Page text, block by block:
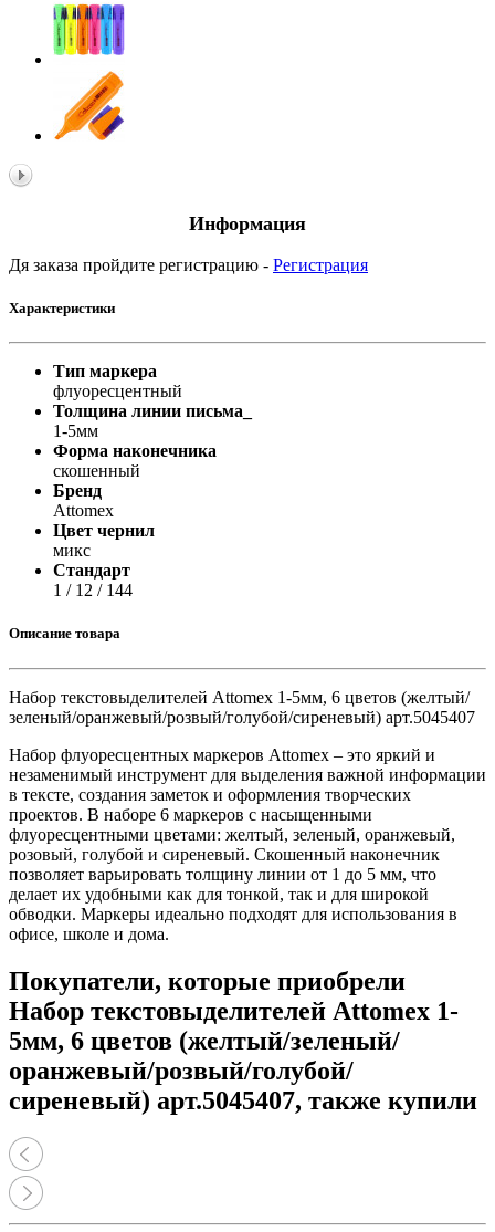
Информация
Дя заказа пройдите регистрацию - Регистрация
Характеристики
Тип маркера
флуоресцентный
Толщина линии письма_
1-5мм
Форма наконечника
скошенный
Бренд
Attomex
Цвет чернил
микс
Стандарт
1 / 12 / 144
Описание товара
Набор текстовыделителей Attomex 1-5мм, 6 цветов (желтый/
зеленый/оранжевый/розвый/голубой/сиреневый) арт.5045407
Набор флуоресцентных маркеров Attomex – это яркий и
незаменимый инструмент для выделения важной информации
в тексте, создания заметок и оформления творческих
проектов. В наборе 6 маркеров с насыщенными
флуоресцентными цветами: желтый, зеленый, оранжевый,
розовый, голубой и сиреневый. Скошенный наконечник
позволяет варьировать толщину линии от 1 до 5 мм, что
делает их удобными как для тонкой, так и для широкой
обводки. Маркеры идеально подходят для использования в
офисе, школе и дома.
Покупатели, которые приобрели
Набор текстовыделителей Attomex 1-
5мм, 6 цветов (желтый/зеленый/
оранжевый/розвый/голубой/
сиреневый) арт.5045407, также купили